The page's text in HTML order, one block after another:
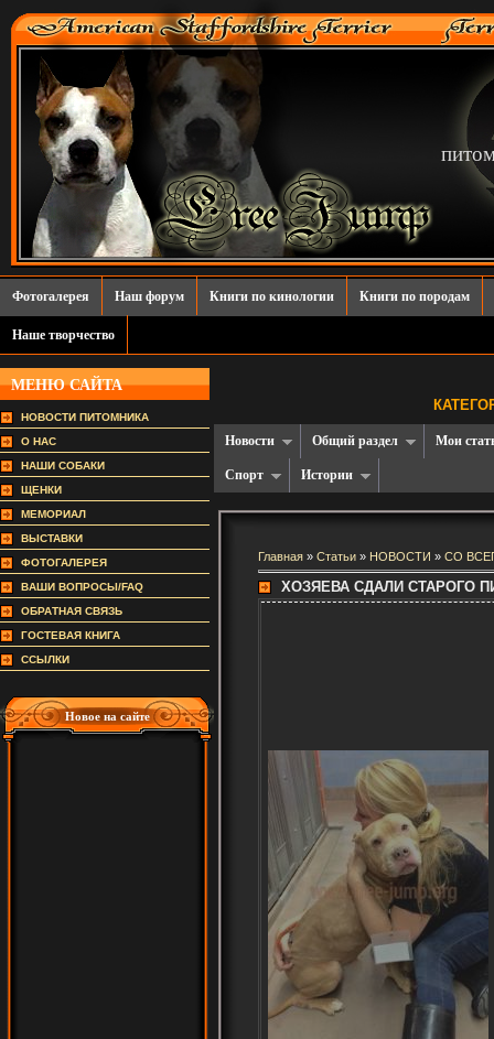
Фотогалерея Наш форум Книги по кинологии Книги по породам
Наше творчество
МЕНЮ САЙТА
НОВОСТИ ПИТОМНИКА
О НАС
НАШИ СОБАКИ
ЩЕНКИ
МЕМОРИАЛ
ВЫСТАВКИ
ФОТОГАЛЕРЕЯ
ВАШИ ВОПРОСЫ/FAQ
ОБРАТНАЯ СВЯЗЬ
ГОСТЕВАЯ КНИГА
ССЫЛКИ
Новое на сайте
Новости Общий раздел Мои
Спорт Истории
Главная » Статьи » НОВОСТИ » СО
ХОЗЯЕВА СДАЛИ СТАРОГО